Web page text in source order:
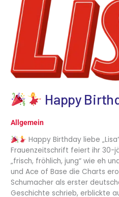
Happy
Allgemein
Happy Birthday liebe
Frauenzeitschrift feiert ihr 30-
„frisch, fröhlich, jung“ wie eh
und Ace of Base die Charts
Schumacher als erster
Geschichte schrieb, erblickte
Birthday
liebe
„Lisa“!